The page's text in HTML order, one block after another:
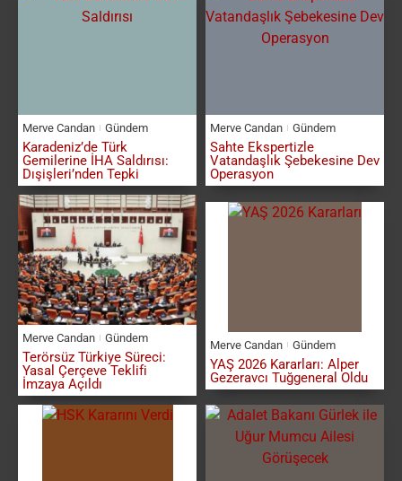
Merve Candan Gündem
Karadeniz’de Türk
Gemilerine İHA Saldırısı:
Dışişleri’nden Tepki
Merve Candan Gündem
Sahte Ekspertizle
Vatandaşlık Şebekesine Dev
Operasyon
Merve Candan Gündem
Terörsüz Türkiye Süreci:
Yasal Çerçeve Teklifi
İmzaya Açıldı
Merve Candan Gündem
YAŞ 2026 Kararları: Alper
Gezeravcı Tuğgeneral Oldu